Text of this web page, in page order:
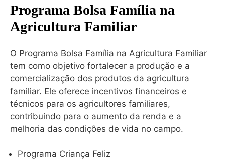
Programa Bolsa Família na
Agricultura Familiar
O Programa Bolsa Família na Agricultura Familiar
tem como objetivo fortalecer a produção e a
comercialização dos produtos da agricultura
familiar. Ele oferece incentivos financeiros e
técnicos para os agricultores familiares,
contribuindo para o aumento da renda e a
melhoria das condições de vida no campo.
Programa Criança Feliz